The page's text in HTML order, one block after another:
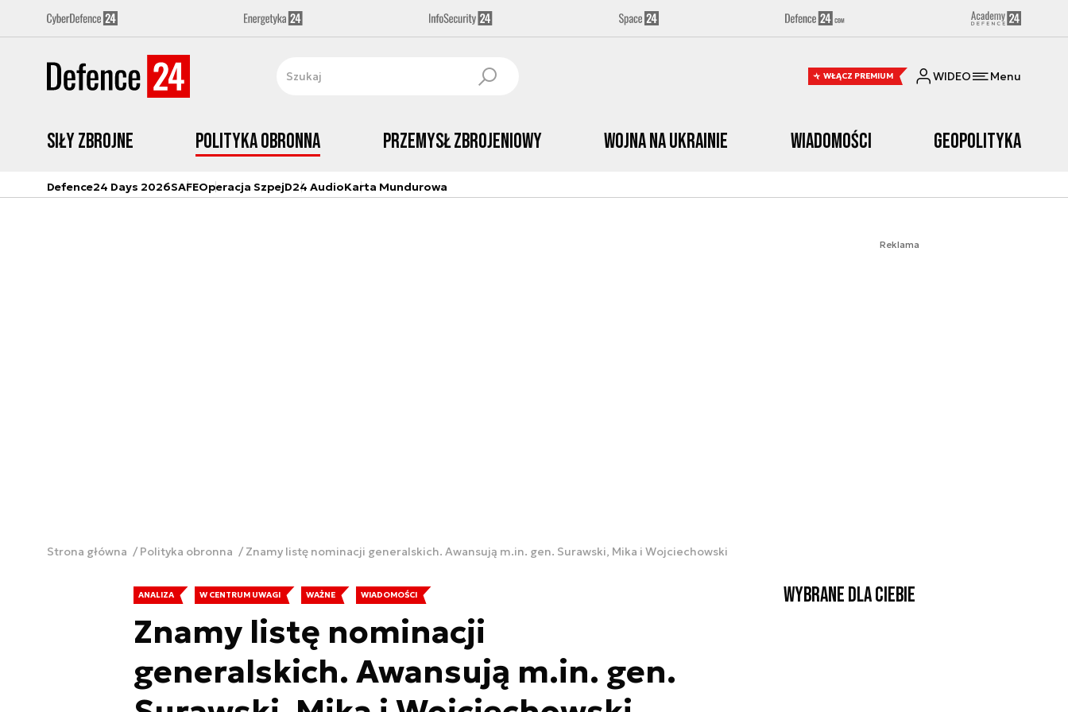
WŁĄCZ PREMIUM WIDEO Menu
Siły zbrojne Polityka obronna Przemysł Zbrojeniowy Wojna na Ukrainie Wiadomości Geopolityka
Defence24 Days 2026SAFEOperacja SzpejD24 AudioKarta Mundurowa
Reklama
Strona główna Polityka obronna Znamy listę nominacji generalskich. Awansują m.in. gen. Surawski, Mika i Wojciechowski
ANALIZA W CENTRUM UWAGI WAŻNE WIADOMOŚCI
Znamy listę nominacji
generalskich. Awansują m.in. gen.
Wybrane dla Ciebie